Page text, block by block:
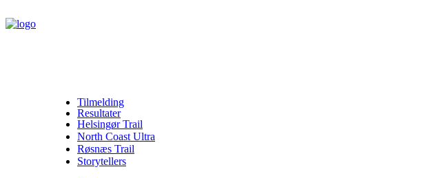
Tilmelding
Resultater
Helsingør Trail
North Coast Ultra
Røsnæs Trail
Storytellers